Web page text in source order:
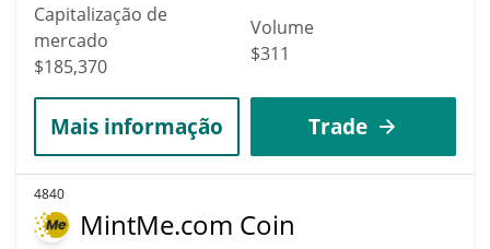
Capitalização de
mercado
$185,370
Volume
$311
Mais informação Trade
4840
MintMe.com Coin